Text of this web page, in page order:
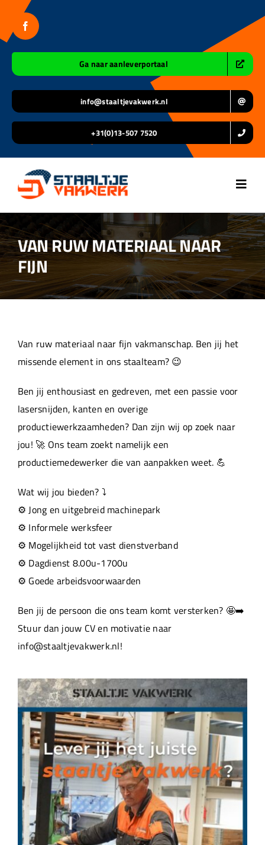
inhoud
Ga naar aanleverportaal
info@staaltjevakwerk.nl
+31(0)13-507 7520
Home
Over ons
Projecten
Machinepark
Werken bij
VAN RUW MATERIAAL NAAR
FIJN
Van ruw materiaal naar fijn vakmanschap. Ben jij het
missende element in ons staalteam? 😉
Ben jij enthousiast en gedreven, met een passie voor
lasersnijden, kanten en overige
productiewerkzaamheden? Dan zijn wij op zoek naar
jou! 🚀 Ons team zoekt namelijk een
productiemedewerker die van aanpakken weet. 💪
Wat wij jou bieden? ⤵️
⚙️ Jong en uitgebreid machinepark
⚙️ Informele werksfeer
⚙️ Mogelijkheid tot vast dienstverband
⚙️ Dagdienst 8.00u-1700u
⚙️ Goede arbeidsvoorwaarden
Ben jij de persoon die ons team komt versterken? 🤩➡️
Stuur dan jouw CV en motivatie naar
info@staaltjevakwerk.nl!